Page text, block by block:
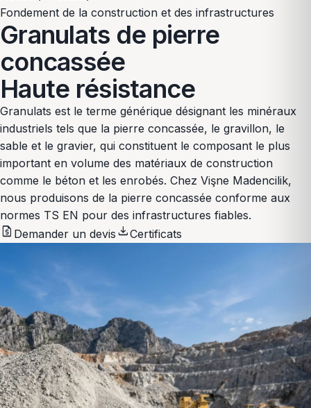
Fondement de la construction et des infrastructures
Granulats de pierre
concassée
Haute résistance
Granulats est le terme générique désignant les minéraux
industriels tels que la pierre concassée, le gravillon, le
sable et le gravier, qui constituent le composant le plus
important en volume des matériaux de construction
comme le béton et les enrobés. Chez Vişne Madencilik,
nous produisons de la pierre concassée conforme aux
normes TS EN pour des infrastructures fiables.
request_quote Demander un devis downloadCertificats